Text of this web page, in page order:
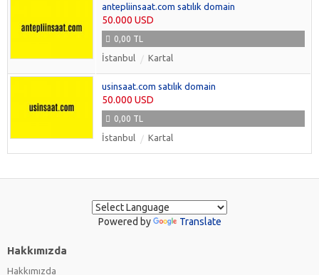
antepliinsaat.com satılık domain
50.000 USD
0,00 TL
İstanbul Kartal
usinsaat.com satılık domain
50.000 USD
0,00 TL
İstanbul Kartal
Powered by Translate
Hakkımızda
Hakkımızda